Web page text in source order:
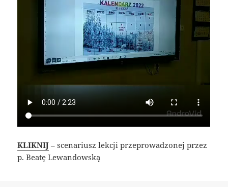
KLIKNIJ – scenariusz lekcji przeprowadzonej przez
p. Beatę Lewandowską